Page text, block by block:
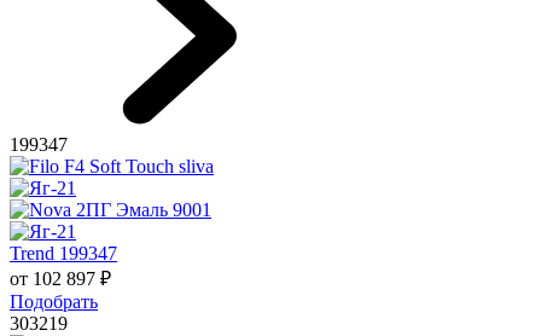
199347
Trend 199347
от 102 897 ₽
Подобрать
303219